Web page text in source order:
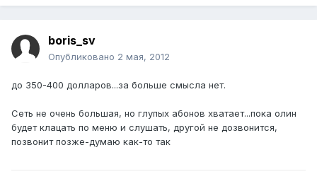
boris_sv
Опубликовано 2 мая, 2012
до 350-400 долларов...за больше смысла нет.
Сеть не очень большая, но глупых абонов хватает...пока олин
будет клацать по меню и слушать, другой не дозвонится,
позвонит позже-думаю как-то так